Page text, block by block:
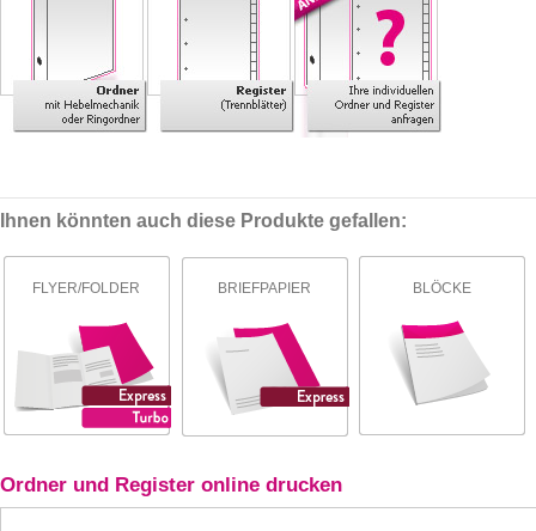
Ihnen könnten auch diese Produkte gefallen:
FLYER/FOLDER BRIEFPAPIER BLÖCKE
Ordner und Register online drucken